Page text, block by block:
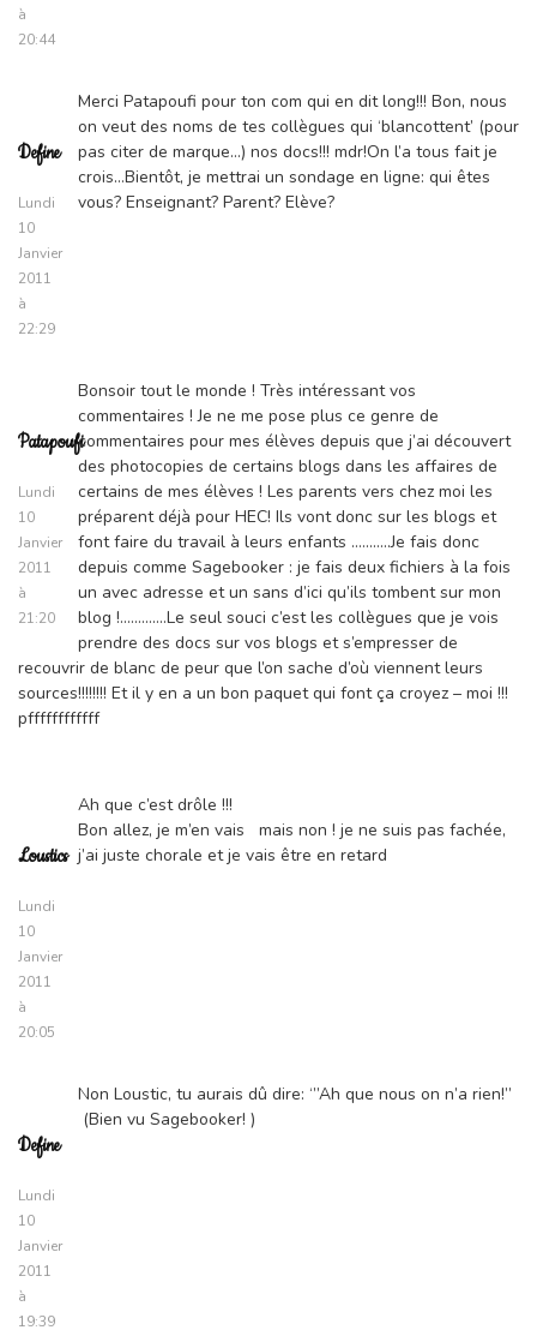
à
20:44
Define
Lundi
10
Janvier
2011
à
22:29
Merci Patapoufi pour ton com qui en dit long!!! Bon, nous
on veut des noms de tes collègues qui ‘blancottent’ (pour
pas citer de marque…) nos docs!!! mdr!On l’a tous fait je
crois…Bientôt, je mettrai un sondage en ligne: qui êtes
vous? Enseignant? Parent? Elève?
Patapoufi
Lundi
10
Janvier
2011
à
21:20
Bonsoir tout le monde ! Très intéressant vos
commentaires ! Je ne me pose plus ce genre de
commentaires pour mes élèves depuis que j’ai découvert
des photocopies de certains blogs dans les affaires de
certains de mes élèves ! Les parents vers chez moi les
préparent déjà pour HEC! Ils vont donc sur les blogs et
font faire du travail à leurs enfants ………..Je fais donc
depuis comme Sagebooker : je fais deux fichiers à la fois
un avec adresse et un sans d’ici qu’ils tombent sur mon
blog !………….Le seul souci c’est les collègues que je vois
prendre des docs sur vos blogs et s’empresser de
recouvrir de blanc de peur que l’on sache d’où viennent leurs
sources!!!!!!!! Et il y en a un bon paquet qui font ça croyez – moi !!!
pffffffffffff
Loustics
Lundi
10
Janvier
2011
à
20:05
Ah que c’est drôle !!!
Bon allez, je m’en vais mais non ! je ne suis pas fachée,
j’ai juste chorale et je vais être en retard
Define
Lundi
10
Janvier
2011
à
19:39
Non Loustic, tu aurais dû dire: ‘”Ah que nous on n’a rien!”
(Bien vu Sagebooker! )